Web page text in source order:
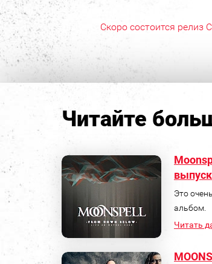
Скоро состоится релиз
Читайте
Это
альбом.
Читать